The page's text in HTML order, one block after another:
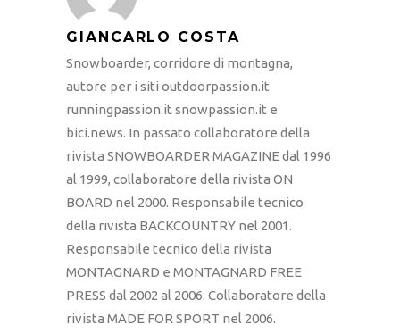
GIANCARLO COSTA
Snowboarder, corridore di montagna,
autore per i siti outdoorpassion.it
runningpassion.it snowpassion.it e
bici.news. In passato collaboratore della
rivista SNOWBOARDER MAGAZINE dal 1996
al 1999, collaboratore della rivista ON
BOARD nel 2000. Responsabile tecnico
della rivista BACKCOUNTRY nel 2001.
Responsabile tecnico della rivista
MONTAGNARD e MONTAGNARD FREE
PRESS dal 2002 al 2006. Collaboratore della
rivista MADE FOR SPORT nel 2006.